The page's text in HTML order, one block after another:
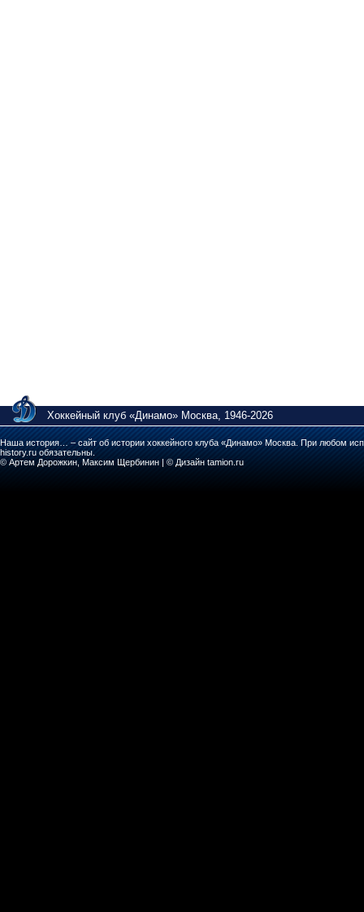
Хоккейный клуб «Динамо» Москва, 1946-2026
Наша история… – сайт об истории хоккейного клуба «Динамо» Москва. При любом
history.ru обязательны.
© Артем Дорожкин, Максим Щербинин | © Дизайн tamion.ru